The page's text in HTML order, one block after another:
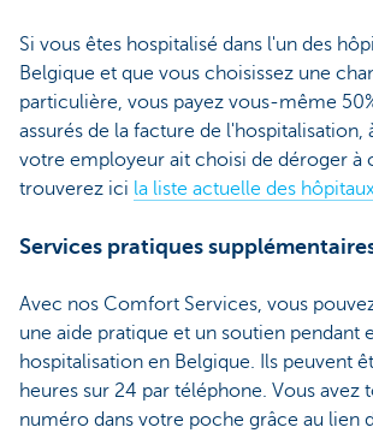
Si vous êtes hospitalisé dans l'un des
Belgique et que vous choisissez une
particulière, vous payez vous-même
assurés de la facture de l'hospitalisation,
votre employeur ait choisi de déroger à
trouverez ici la liste actuelle des
Services pratiques
Avec nos Comfort Services, vous
une aide pratique et un soutien pendant
hospitalisation en Belgique. Ils peuvent
heures sur 24 par téléphone. Vous avez
numéro dans votre poche grâce au lien